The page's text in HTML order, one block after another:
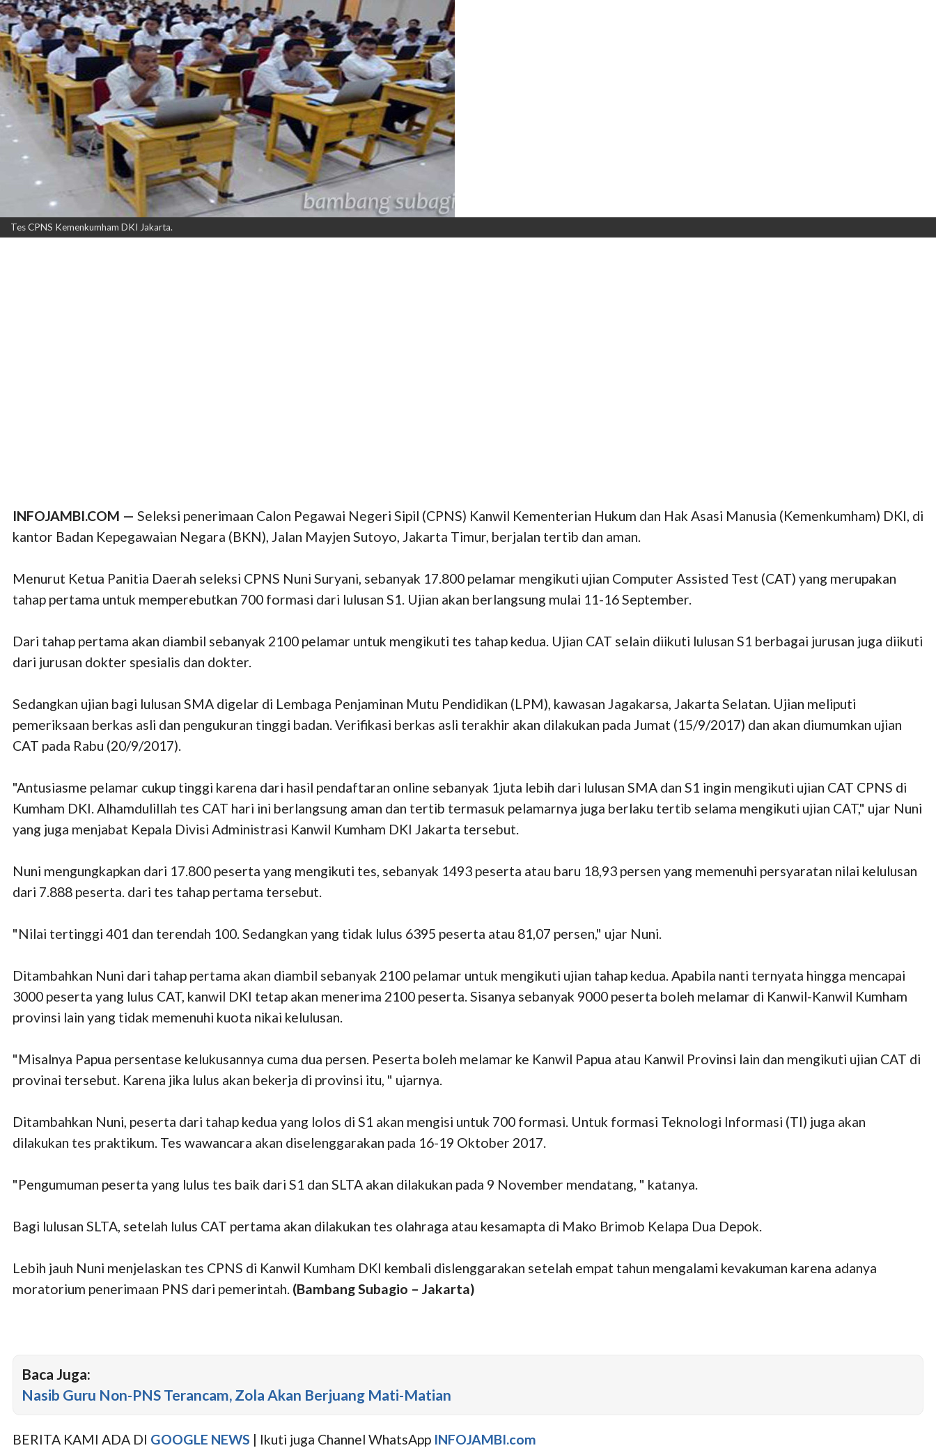
Tes CPNS Kemenkumham DKI Jakarta.
INFOJAMBI.COM — Seleksi penerimaan Calon Pegawai Negeri Sipil (CPNS) Kanwil Kementerian Hukum dan Hak Asasi Manusia (Kemenkumham) DKI, di
kantor Badan Kepegawaian Negara (BKN), Jalan Mayjen Sutoyo, Jakarta Timur, berjalan tertib dan aman.
Menurut Ketua Panitia Daerah seleksi CPNS Nuni Suryani, sebanyak 17.800 pelamar mengikuti ujian Computer Assisted Test (CAT) yang merupakan
tahap pertama untuk memperebutkan 700 formasi dari lulusan S1. Ujian akan berlangsung mulai 11-16 September.
Dari tahap pertama akan diambil sebanyak 2100 pelamar untuk mengikuti tes tahap kedua. Ujian CAT selain diikuti lulusan S1 berbagai jurusan juga diikuti
dari jurusan dokter spesialis dan dokter.
Sedangkan ujian bagi lulusan SMA digelar di Lembaga Penjaminan Mutu Pendidikan (LPM), kawasan Jagakarsa, Jakarta Selatan. Ujian meliputi
pemeriksaan berkas asli dan pengukuran tinggi badan. Verifikasi berkas asli terakhir akan dilakukan pada Jumat (15/9/2017) dan akan diumumkan ujian
CAT pada Rabu (20/9/2017).
"Antusiasme pelamar cukup tinggi karena dari hasil pendaftaran online sebanyak 1juta lebih dari lulusan SMA dan S1 ingin mengikuti ujian CAT CPNS di
Kumham DKI. Alhamdulillah tes CAT hari ini berlangsung aman dan tertib termasuk pelamarnya juga berlaku tertib selama mengikuti ujian CAT," ujar Nuni
yang juga menjabat Kepala Divisi Administrasi Kanwil Kumham DKI Jakarta tersebut.
Nuni mengungkapkan dari 17.800 peserta yang mengikuti tes, sebanyak 1493 peserta atau baru 18,93 persen yang memenuhi persyaratan nilai kelulusan
dari 7.888 peserta. dari tes tahap pertama tersebut.
"Nilai tertinggi 401 dan terendah 100. Sedangkan yang tidak lulus 6395 peserta atau 81,07 persen," ujar Nuni.
Ditambahkan Nuni dari tahap pertama akan diambil sebanyak 2100 pelamar untuk mengikuti ujian tahap kedua. Apabila nanti ternyata hingga mencapai
3000 peserta yang lulus CAT, kanwil DKI tetap akan menerima 2100 peserta. Sisanya sebanyak 9000 peserta boleh melamar di Kanwil-Kanwil Kumham
provinsi lain yang tidak memenuhi kuota nikai kelulusan.
"Misalnya Papua persentase kelukusannya cuma dua persen. Peserta boleh melamar ke Kanwil Papua atau Kanwil Provinsi lain dan mengikuti ujian CAT di
provinai tersebut. Karena jika lulus akan bekerja di provinsi itu, " ujarnya.
Ditambahkan Nuni, peserta dari tahap kedua yang lolos di S1 akan mengisi untuk 700 formasi. Untuk formasi Teknologi Informasi (TI) juga akan
dilakukan tes praktikum. Tes wawancara akan diselenggarakan pada 16-19 Oktober 2017.
"Pengumuman peserta yang lulus tes baik dari S1 dan SLTA akan dilakukan pada 9 November mendatang, " katanya.
Bagi lulusan SLTA, setelah lulus CAT pertama akan dilakukan tes olahraga atau kesamapta di Mako Brimob Kelapa Dua Depok.
Lebih jauh Nuni menjelaskan tes CPNS di Kanwil Kumham DKI kembali dislenggarakan setelah empat tahun mengalami kevakuman karena adanya
moratorium penerimaan PNS dari pemerintah. (Bambang Subagio – Jakarta)
Baca Juga:
Nasib Guru Non-PNS Terancam, Zola Akan Berjuang Mati-Matian
BERITA KAMI ADA DI GOOGLE NEWS | Ikuti juga Channel WhatsApp INFOJAMBI.com